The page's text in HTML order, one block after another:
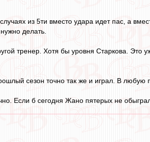
из 5ти вместо удара идет пас, а
делать.
тренер. Хотя бы уровня Старкова. Это
сезон точно так же и играл. В любую
Если б сегодня Жано пятерых не